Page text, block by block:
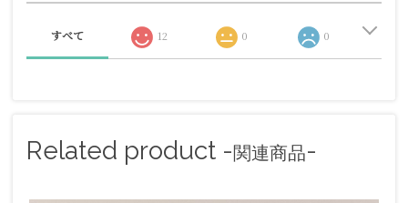
すべて 12 0 0
Related product -関連商品-